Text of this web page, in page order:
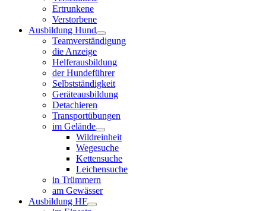
Ertrunkene
Verstorbene
Ausbildung Hund
Teamverständigung
die Anzeige
Helferausbildung
der Hundeführer
Selbstständigkeit
Geräteausbildung
Detachieren
Transportübungen
im Gelände
Wildreinheit
Wegesuche
Kettensuche
Leichensuche
in Trümmern
am Gewässer
Ausbildung HF